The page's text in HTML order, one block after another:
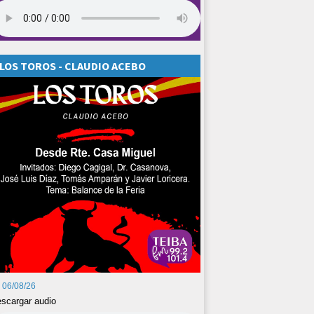
LOS TOROS - CLAUDIO ACEBO
06/08/26
audio